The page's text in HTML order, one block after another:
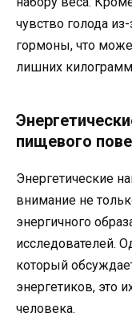
чувство голода
гормоны, что
лишних
пищевого
Энергетические
внимание не
энергичного
исследователей.
который
энергетиков, это
человека.